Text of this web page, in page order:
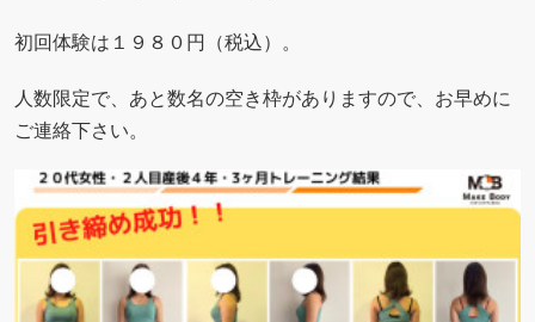
初回体験は１９８０円（税込）。
人数限定で、あと数名の空き枠がありますので、お早めに
ご連絡下さい。